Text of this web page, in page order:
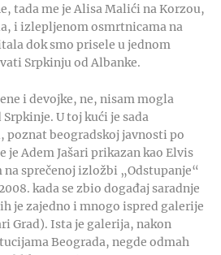
tada me je Alisa Malići na Korzou,
i izlepljenom osmrtnicama na
dok smo prisele u jednom
Srpkinju od Albanke.
i devojke, ne, nisam mogla
U toj kući je sada
poznat beogradskoj javnosti po
je Adem Jašari prikazan kao Elvis
sprečenoj izložbi „Odstupanje“
kada se zbio događaj saradnje
je zajedno i mnogo ispred galerije
Grad). Ista je galerija, nakon
Beograda, negde odmah